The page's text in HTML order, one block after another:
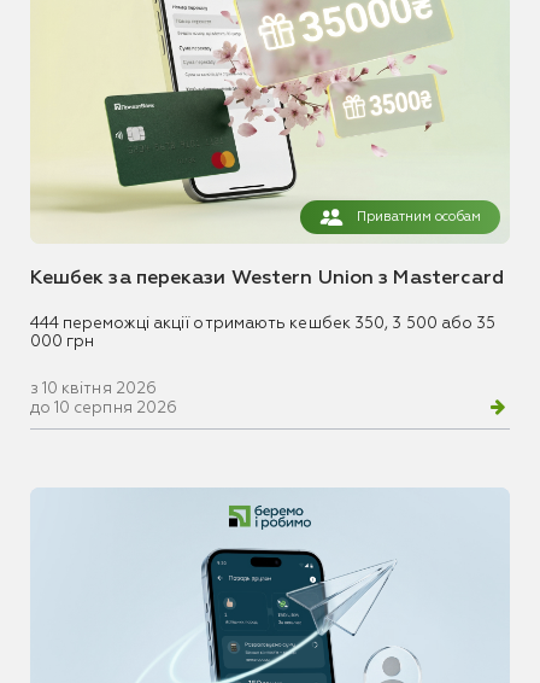
Приватним особам
Кешбек за перекази Western Union з Mastercard
444 переможці акції отримають кешбек 350, 3 500 або 35
000 грн
з 10 квітня 2026
до 10 серпня 2026